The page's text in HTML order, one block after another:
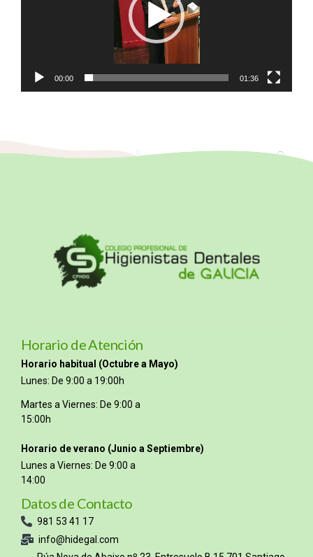
00:00 01:36
Horario de Atención
Horario habitual (Octubre a Mayo)
Lunes: De 9:00 a 19:00h
Martes a Viernes: De 9:00 a
15:00h
Horario de verano (Junio a Septiembre)
Lunes a Viernes: De 9:00 a
14:00
Datos de Contacto
981 53 41 17
info@hidegal.com